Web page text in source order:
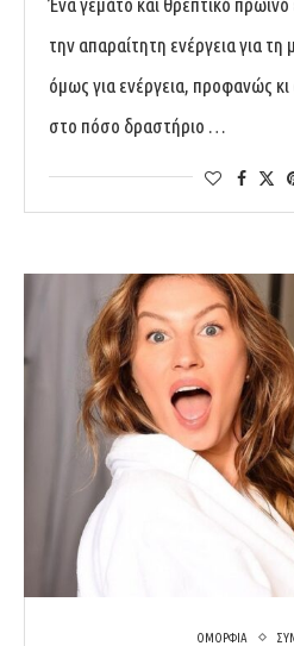
την απαραίτητη ενέργεια για
όμως για ενέργεια, προφανώς κι
στο πόσο δραστήριο …
ΟΜΟΡΦΙΑ